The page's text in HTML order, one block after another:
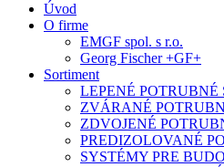
Úvod
O firme
EMGF spol. s r.o.
Georg Fischer +GF+
Sortiment
LEPENÉ POTRUBNÉ
ZVÁRANÉ
ZDVOJENÉ
PREDIZOLOVANÉ
SYSTÉMY PRE